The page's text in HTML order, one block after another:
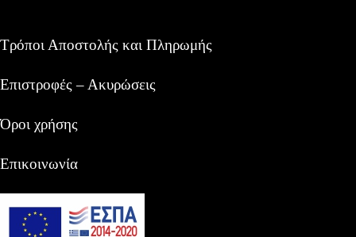
Τρόποι Αποστολής και Πληρωμής
Επιστροφές – Ακυρώσεις
Όροι χρήσης
Επικοινωνία